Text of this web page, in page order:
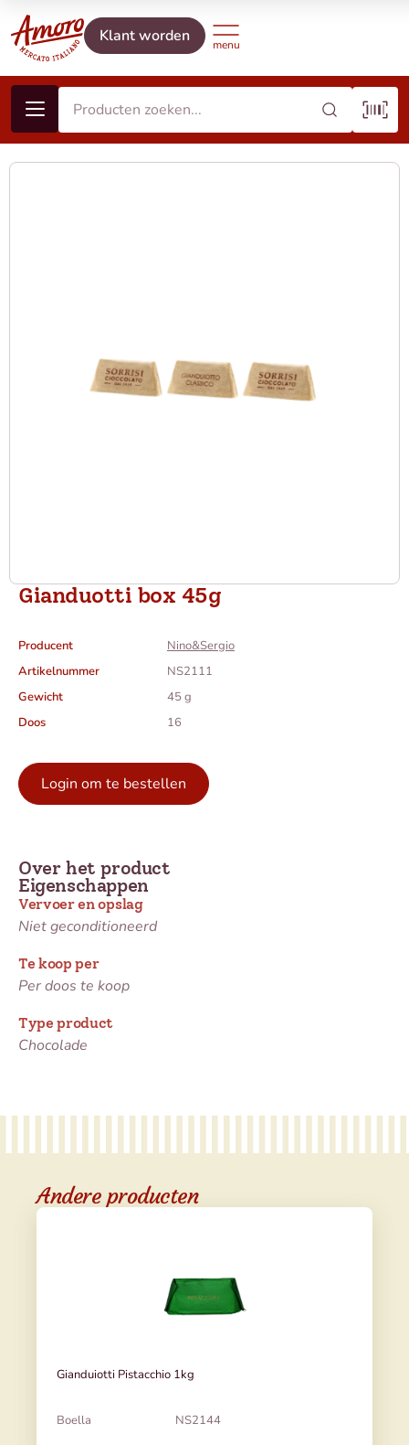
Klant worden
Gianduotti box 45g
Producent
Nino&Sergio
Artikelnummer
NS2111
Gewicht
45 g
Doos
16
Login om te bestellen
Eigenschappen
Vervoer en opslag
Niet geconditioneerd
Te koop per
Per doos te koop
Type product
Chocolade
Over het product
Andere producten
Gianduiotti Pistacchio 1kg
Boella NS2144